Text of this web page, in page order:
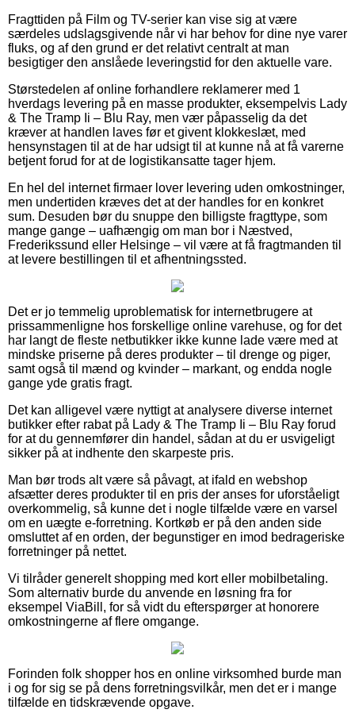
Fragttiden på Film og TV-serier kan vise sig at være
særdeles udslagsgivende når vi har behov for dine nye varer
fluks, og af den grund er det relativt centralt at man
besigtiger den anslåede leveringstid for den aktuelle vare.
Størstedelen af online forhandlere reklamerer med 1
hverdags levering på en masse produkter, eksempelvis Lady
& The Tramp Ii – Blu Ray, men vær påpasselig da det
kræver at handlen laves før et givent klokkeslæt, med
hensynstagen til at de har udsigt til at kunne nå at få varerne
betjent forud for at de logistikansatte tager hjem.
En hel del internet firmaer lover levering uden omkostninger,
men undertiden kræves det at der handles for en konkret
sum. Desuden bør du snuppe den billigste fragttype, som
mange gange – uafhængig om man bor i Næstved,
Frederikssund eller Helsinge – vil være at få fragtmanden til
at levere bestillingen til et afhentningssted.
Det er jo temmelig uproblematisk for internetbrugere at
prissammenligne hos forskellige online varehuse, og for det
har langt de fleste netbutikker ikke kunne lade være med at
mindske priserne på deres produkter – til drenge og piger,
samt også til mænd og kvinder – markant, og endda nogle
gange yde gratis fragt.
Det kan alligevel være nyttigt at analysere diverse internet
butikker efter rabat på Lady & The Tramp Ii – Blu Ray forud
for at du gennemfører din handel, sådan at du er usvigeligt
sikker på at indhente den skarpeste pris.
Man bør trods alt være så påvagt, at ifald en webshop
afsætter deres produkter til en pris der anses for uforståeligt
overkommelig, så kunne det i nogle tilfælde være en varsel
om en uægte e-forretning. Kortkøb er på den anden side
omsluttet af en orden, der begunstiger en imod bedrageriske
forretninger på nettet.
Vi tilråder generelt shopping med kort eller mobilbetaling.
Som alternativ burde du anvende en løsning fra for
eksempel ViaBill, for så vidt du efterspørger at honorere
omkostningerne af flere omgange.
Forinden folk shopper hos en online virksomhed burde man
i og for sig se på dens forretningsvilkår, men det er i mange
tilfælde en tidskrævende opgave.